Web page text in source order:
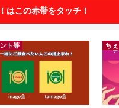
はこの赤帯をタッチ！
ト等